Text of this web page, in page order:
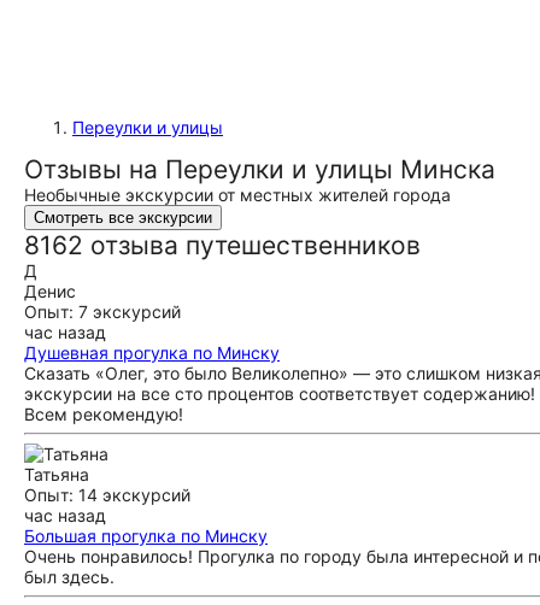
Переулки и улицы
Отзывы на Переулки и улицы Минска
Необычные экскурсии от местных жителей города
Смотреть все экскурсии
8162 отзыва путешественников
Д
Денис
Опыт: 7 экскурсий
час назад
Душевная прогулка по Минску
Сказать «Олег, это было Великолепно» — это слишком
экскурсии на все сто процентов соответствует
Всем рекомендую!
Татьяна
Опыт: 14 экскурсий
час назад
Большая прогулка по Минску
Очень понравилось! Прогулка по городу была интересной и
был здесь.